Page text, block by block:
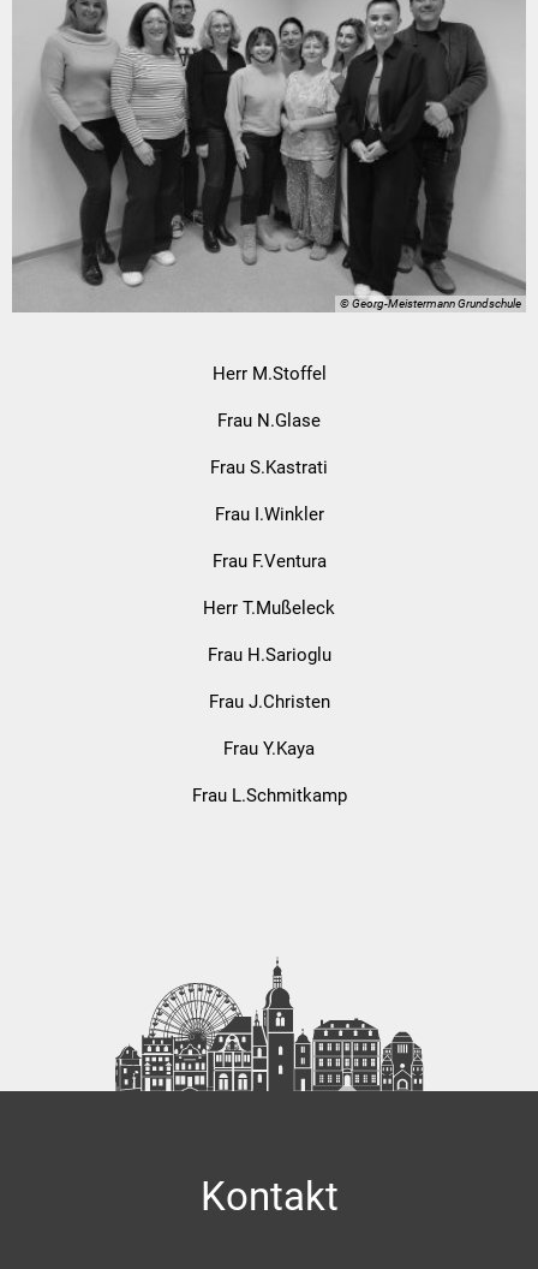
© Georg-Meistermann Grundschule
Herr M.Stoffel
Frau N.Glase
Frau S.Kastrati
Frau I.Winkler
Frau F.Ventura
Herr T.Mußeleck
Frau H.Sarioglu
Frau J.Christen
Frau Y.Kaya
Frau L.Schmitkamp
Kontakt